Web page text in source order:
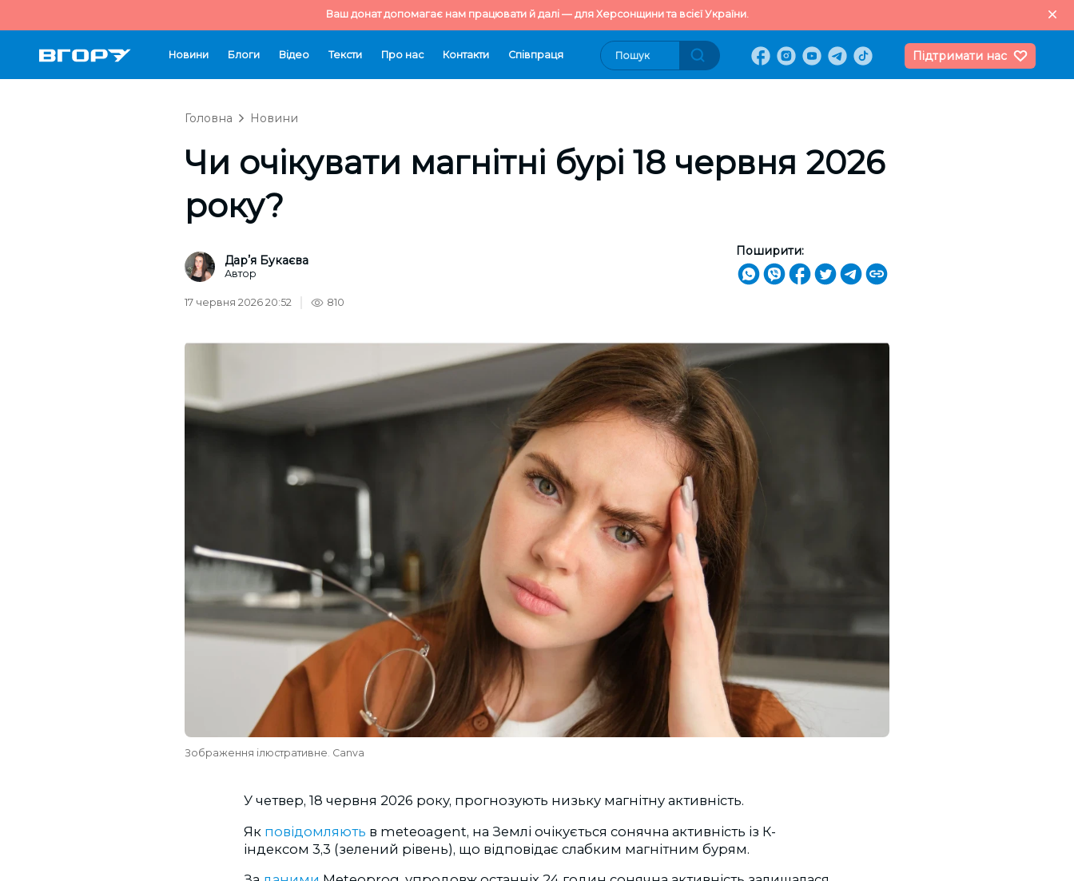
Ваш донат допомагає нам працювати й далі — для Херсонщини та всієї України.
Новини Блоги Відео Тексти Про нас Контакти Cпівпраця Підтримати нас
Головна Новини
Чи очікувати магнітні бурі 18 червня 2026
року?
Дарʼя Букаєва
Автор
Поширити:
17 червня 2026 20:52 810
Зображення ілюстративне. Canva
У четвер, 18 червня 2026 року, прогнозують низьку магнітну активність.
Як повідомляють в meteoagent, на Землі очікується сонячна активність із К-
індексом 3,3 (зелений рівень), що відповідає слабким магнітним бурям.